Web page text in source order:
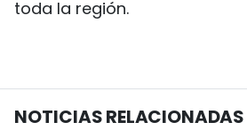
toda la región.
NOTICIAS RELACIONADAS